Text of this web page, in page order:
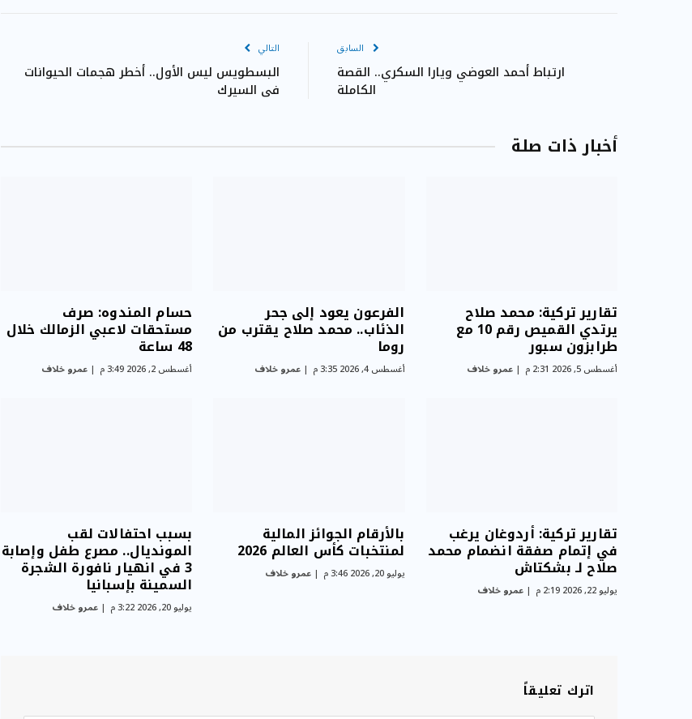
السابق
ارتباط أحمد العوضي ويارا السكري.. القصة
الكاملة
التالي
البسطويس ليس الأول.. أخطر هجمات الحيوانات
في السيرك
أخبار ذات صلة
تقارير تركية: محمد صلاح
يرتدي القميص رقم 10 مع
طرابزون سبور
أغسطس 5, 2026 2:31 م عمرو خلاف
الفرعون يعود إلى جحر
الذئاب.. محمد صلاح يقترب من
روما
أغسطس 4, 2026 3:35 م عمرو خلاف
حسام المندوه: صرف
مستحقات لاعبي الزمالك خلال
48 ساعة
أغسطس 2, 2026 3:49 م عمرو خلاف
تقارير تركية: أردوغان يرغب
في إتمام صفقة انضمام محمد
صلاح لـ بشكتاش
يوليو 22, 2026 2:19 م عمرو خلاف
بالأرقام الجوائز المالية
لمنتخبات كأس العالم 2026
يوليو 20, 2026 3:46 م عمرو خلاف
بسبب احتفالات لقب
المونديال.. مصرع طفل وإصابة
3 في انهيار نافورة الشجرة
السمينة بإسبانيا
يوليو 20, 2026 3:22 م عمرو خلاف
اترك تعليقاً